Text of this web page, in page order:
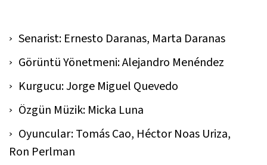
Senarist: Ernesto Daranas, Marta Daranas
Görüntü Yönetmeni: Alejandro Menéndez
Kurgucu: Jorge Miguel Quevedo
Özgün Müzik: Micka Luna
Oyuncular: Tomás Cao, Héctor Noas Uriza,
Ron Perlman